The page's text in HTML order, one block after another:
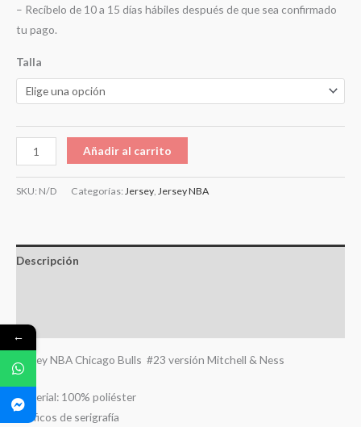
– Recíbelo de 10 a 15 días hábiles después de que sea confirmado
tu pago.
Talla
Añadir al carrito
SKU: N/D Categorías: Jersey, Jersey NBA
Descripción
Valoraciones (0)
Jersey NBA Chicago Bulls #23 versión Mitchell & Ness
Material: 100% poliéster
Gráficos de serigrafía
←